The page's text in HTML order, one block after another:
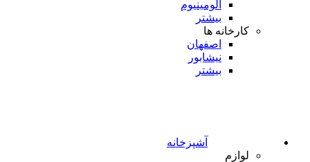
آلومینیوم
بیشتر
کارخانه ها
اصفهان
نیشابور
بیشتر
آشپزخانه
لوازم